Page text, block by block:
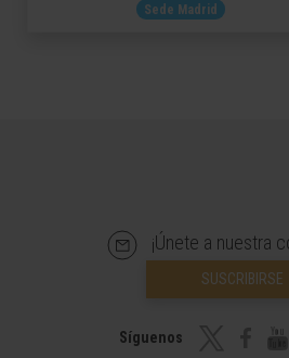
Sede Madrid
¡Únete a nuestra
SUSCRIBIRSE
Síguenos